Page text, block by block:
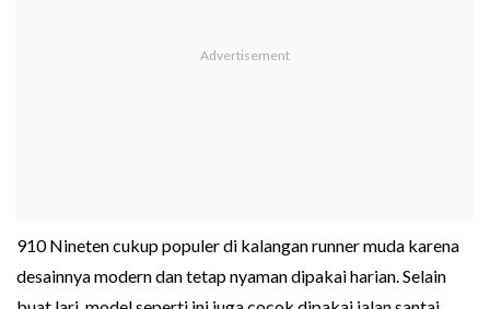
910 Nineten cukup populer di kalangan runner muda karena
desainnya modern dan tetap nyaman dipakai harian. Selain